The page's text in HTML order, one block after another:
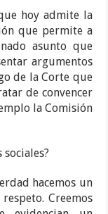
hoy admite la
que permite a
asunto que
argumentos
de la Corte que
de convencer
la Comisión
hacemos un
Creemos